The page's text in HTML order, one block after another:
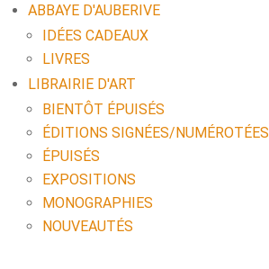
ABBAYE D'AUBERIVE
IDÉES CADEAUX
LIVRES
LIBRAIRIE D'ART
BIENTÔT ÉPUISÉS
ÉDITIONS SIGNÉES/NUMÉROTÉES
ÉPUISÉS
EXPOSITIONS
MONOGRAPHIES
NOUVEAUTÉS